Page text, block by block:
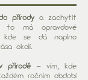
přírodya zachytit
to má opravdové
kde se dá naplno
okolí.
přírodě – vím, kde
ročním období